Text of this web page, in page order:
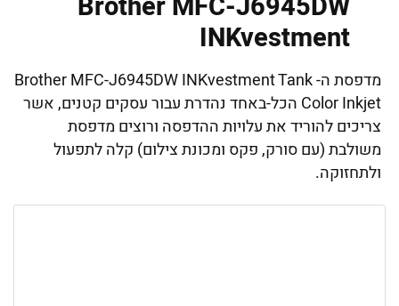
Brother MFC-J6945DW
INKvestment
מדפסת ה- Brother MFC-J6945DW INKvestment Tank
Color Inkjet הכל-באחד נהדרת עבור עסקים קטנים, אשר
צריכים להוריד את עלויות ההדפסה ורוצים מדפסת
משולבת (עם סורק, פקס ומכונת צילום) קלה לתפעול
ולתחזוקה.